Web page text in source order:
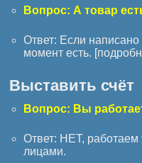
Вопрос: А товар
Ответ: Если
момент есть. [
Выставить счёт
Вопрос: Вы
Ответ: НЕТ, работаем
лицами.